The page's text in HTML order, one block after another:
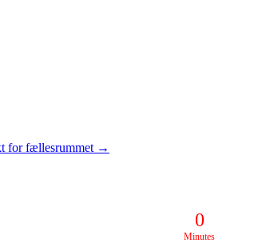
for fællesrummet →
0
Minutes